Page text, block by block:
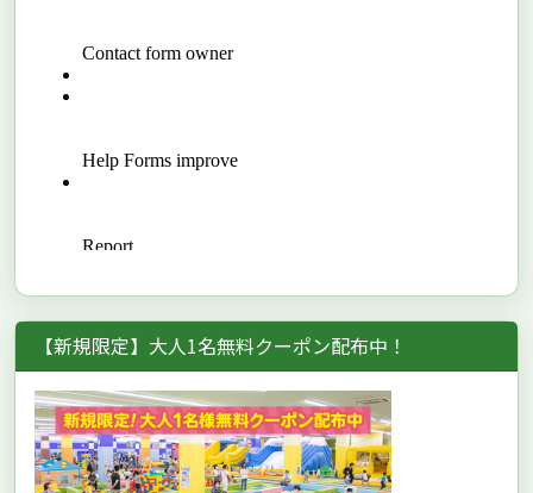
【新規限定】大人1名無料クーポン配布中！